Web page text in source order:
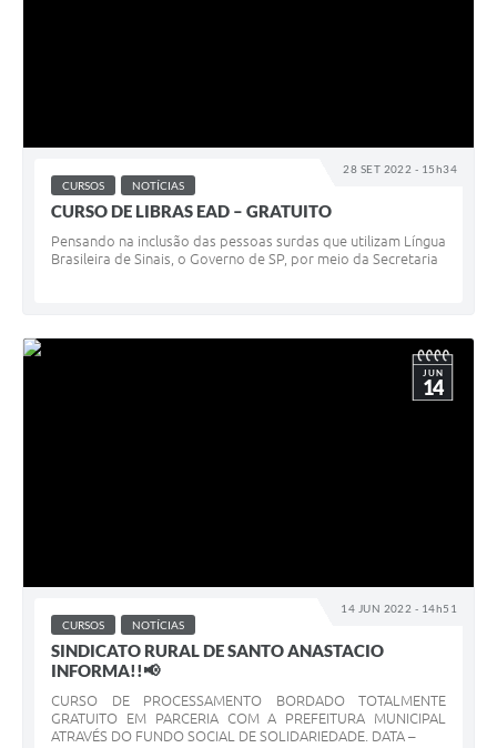
28 SET 2022 - 15h34
CURSOS
NOTÍCIAS
CURSO DE LIBRAS EAD – GRATUITO
Pensando na inclusão das pessoas surdas que utilizam Língua
Brasileira de Sinais, o Governo de SP, por meio da Secretaria
14 JUN 2022 - 14h51
JUN
14
CURSOS NOTÍCIAS
SINDICATO RURAL DE SANTO ANASTACIO
INFORMA!!📢
CURSO DE PROCESSAMENTO BORDADO TOTALMENTE
GRATUITO EM PARCERIA COM A PREFEITURA MUNICIPAL
ATRAVÉS DO FUNDO SOCIAL DE SOLIDARIEDADE. DATA –